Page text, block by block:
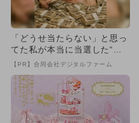
「どうせ当たらない」と思っ
てた私が本当に当選した“買
い方”がこれ
【PR】合同会社デジタルファーム